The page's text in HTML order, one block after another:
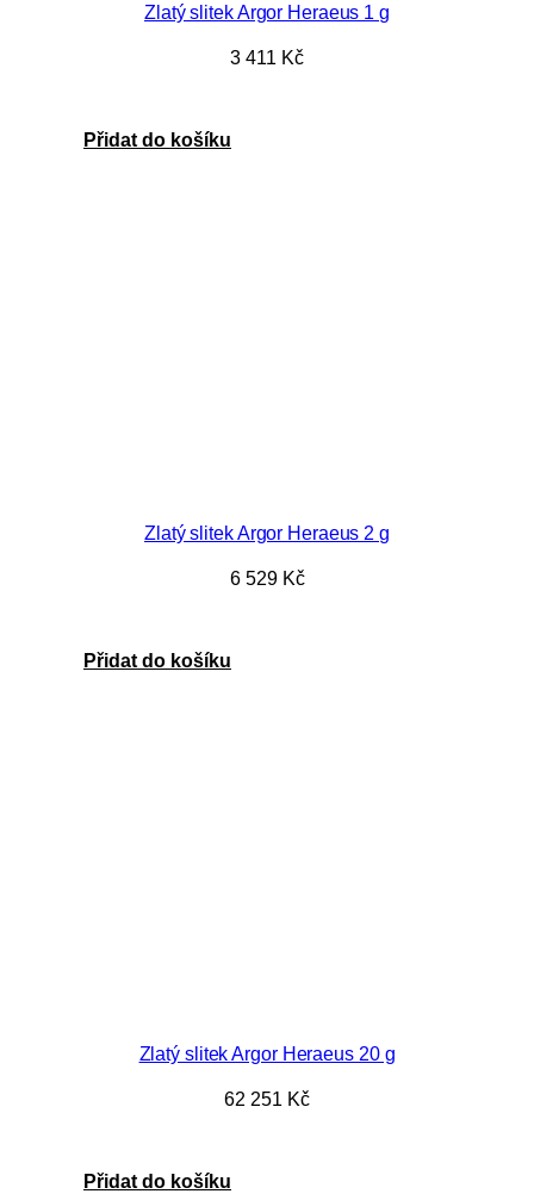
Zlatý slitek Argor Heraeus 1 g
3 411 Kč
Přidat do košíku
Zlatý slitek Argor Heraeus 2 g
6 529 Kč
Přidat do košíku
Zlatý slitek Argor Heraeus 20 g
62 251 Kč
Přidat do košíku